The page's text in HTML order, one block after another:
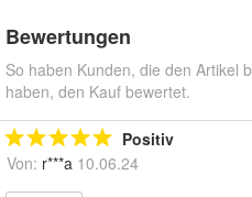
Bewertungen
So haben Kunden, die den Artikel
haben, den Kauf bewertet.
Positiv
Von: r***a 10.06.24